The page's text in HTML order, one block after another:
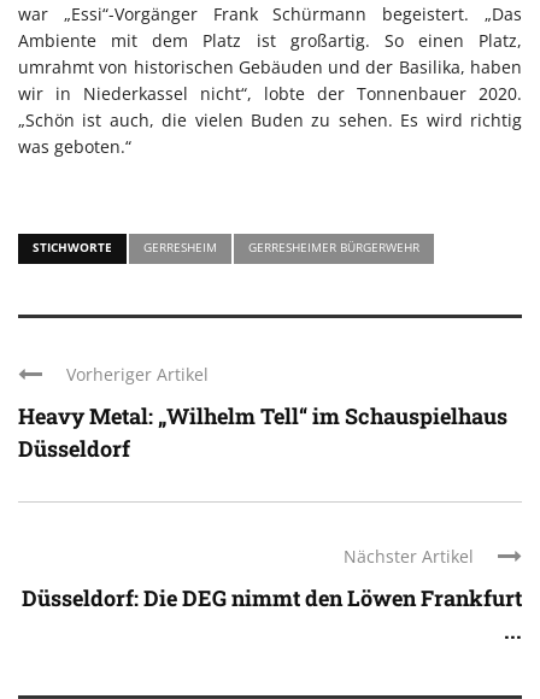
war „Essi“-Vorgänger Frank Schürmann begeistert. „Das
Ambiente mit dem Platz ist großartig. So einen Platz,
umrahmt von historischen Gebäuden und der Basilika, haben
wir in Niederkassel nicht“, lobte der Tonnenbauer 2020.
„Schön ist auch, die vielen Buden zu sehen. Es wird richtig
was geboten.“
STICHWORTE GERRESHEIM GERRESHEIMER BÜRGERWEHR
Vorheriger Artikel
Heavy Metal: „Wilhelm Tell“ im Schauspielhaus
Düsseldorf
Nächster Artikel
Düsseldorf: Die DEG nimmt den Löwen Frankfurt
...